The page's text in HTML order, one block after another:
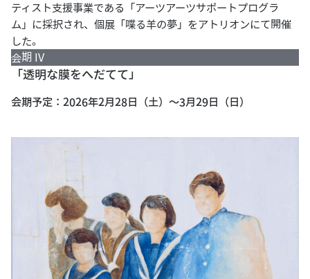
ティスト支援事業である「アーツアーツサポートプログラ
ム」に採択され、個展「喋る羊の夢」をアトリオンにて開催
した。
会期 IV
「透明な膜をへだてて」
会期予定：2026年2月28日（土）～3月29日（日）